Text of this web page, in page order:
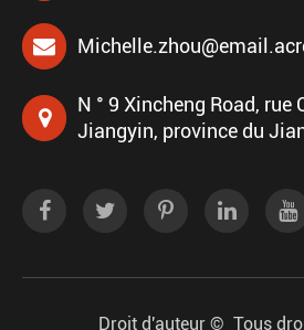
N ° 9 Xincheng Road, rue
Jiangyin, province du
Droit d'auteur © Tous